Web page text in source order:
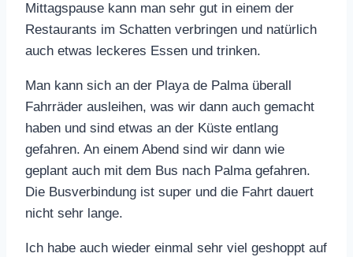
Mittagspause kann man sehr gut in einem der
Restaurants im Schatten verbringen und natürlich
auch etwas leckeres Essen und trinken.
Man kann sich an der Playa de Palma überall
Fahrräder ausleihen, was wir dann auch gemacht
haben und sind etwas an der Küste entlang
gefahren. An einem Abend sind wir dann wie
geplant auch mit dem Bus nach Palma gefahren.
Die Busverbindung ist super und die Fahrt dauert
nicht sehr lange.
Ich habe auch wieder einmal sehr viel geshoppt auf